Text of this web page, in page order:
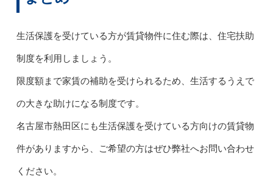
生活保護を受けている方が賃貸物件に住む際は、住宅扶助
制度を利用しましょう。
限度額まで家賃の補助を受けられるため、生活するうえで
の大きな助けになる制度です。
名古屋市熱田区にも生活保護を受けている方向けの賃貸物
件がありますから、ご希望の方はぜひ弊社へお問い合わせ
ください。